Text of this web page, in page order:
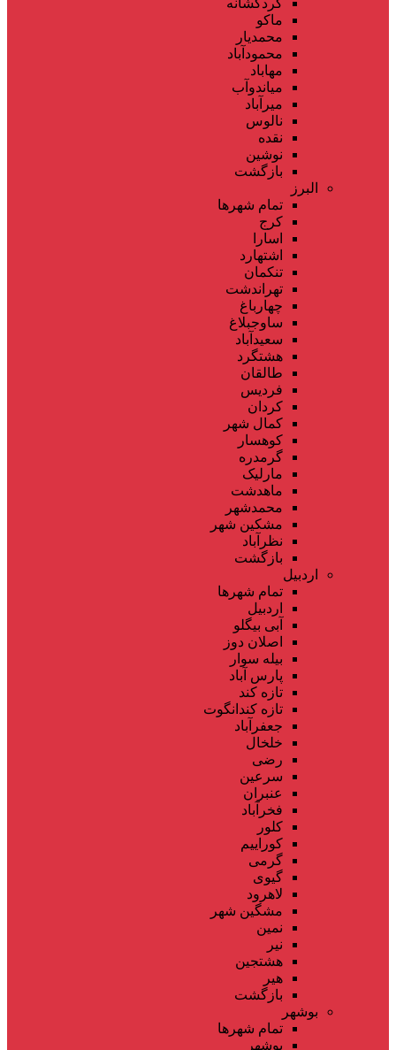
ماکو
محمدیار
محمودآباد
مهاباد
میاندوآب
میرآباد
نالوس
نقده
نوشین
بازگشت
البرز
تمام شهر‌ها
کرج
اسارا
اشتهارد
تنکمان
تهراندشت
چهارباغ
ساوجبلاغ
سعیدآباد
هشتگرد
طالقان
فردیس
کردان
کمال شهر
کوهسار
گرمدره
مارلیک
ماهدشت
محمدشهر
مشکین شهر
نظرآباد
بازگشت
اردبیل
تمام شهر‌ها
اردبیل
آبی بیگلو
اصلان دوز
بیله سوار
پارس آباد
تازه کند
تازه کندانگوت
جعفرآباد
خلخال
رضی
سرعین
عنبران
فخرآباد
کلور
کوراییم
گرمی
گیوی
لاهرود
مشگین شهر
نمین
نیر
هشتجین
هیر
بازگشت
بوشهر
تمام شهر‌ها
بوشهر